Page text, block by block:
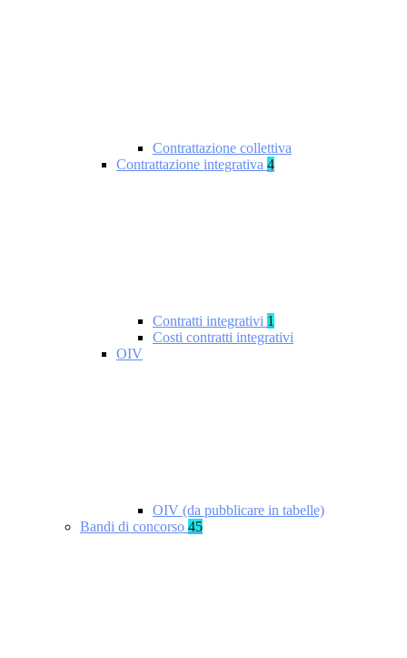
Contrattazione collettiva
Contrattazione integrativa 4
Contratti integrativi 1
Costi contratti integrativi
OIV
OIV (da pubblicare in tabelle)
Bandi di concorso 45